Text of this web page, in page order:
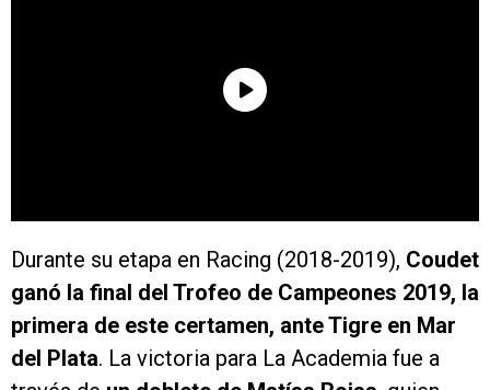
Durante su etapa en Racing (2018-2019), Coudet
ganó la final del Trofeo de Campeones 2019, la
primera de este certamen, ante Tigre en Mar
del Plata. La victoria para La Academia fue a